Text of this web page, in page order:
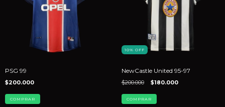
PSG 99
$200.000
COMPRAR
10% OFF
NewCastle United 95-97
$200.000 $180.000
COMPRAR